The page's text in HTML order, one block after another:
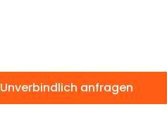
Unverbindlich anfragen